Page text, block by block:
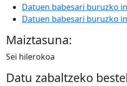
Datuen babesari buruzko
Datuen babesari buruzko
Maiztasuna:
Sei hilerokoa
Datu zabaltzeko